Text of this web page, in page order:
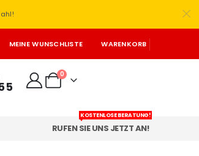
MEINE WUNSCHLISTE WARENKORB
0
RUFEN SIE UNS JETZT AN!
KOSTENLOSE BERATUNG!